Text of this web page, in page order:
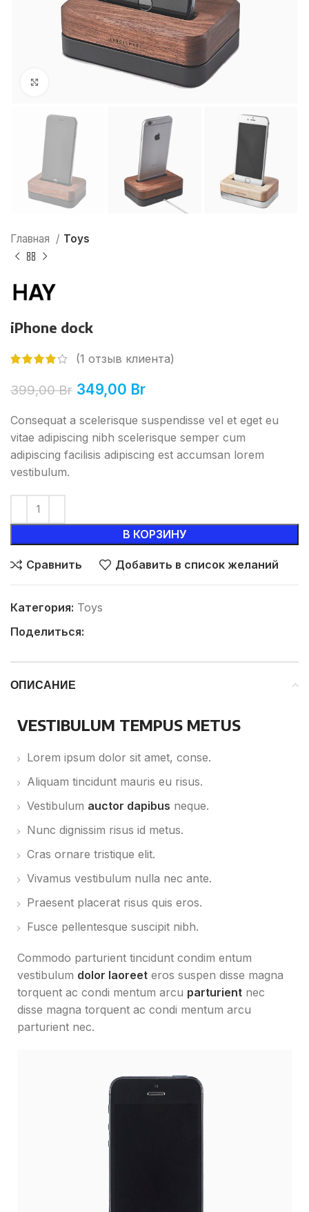
Нажмите, чтобы увеличить
Главная Toys
iPhone dock
(1 отзыв клиента)
399,00Br 349,00 Br
Consequat a scelerisque suspendisse vel et eget eu
vitae adipiscing nibh scelerisque semper cum
adipiscing facilisis adipiscing est accumsan lorem
vestibulum.
В КОРЗИНУ
Сравнить Добавить в список желаний
Категория: Toys
Поделиться:
ОПИСАНИЕ
VESTIBULUM TEMPUS METUS
Lorem ipsum dolor sit amet, conse.
Aliquam tincidunt mauris eu risus.
Vestibulum auctor dapibus neque.
Nunc dignissim risus id metus.
Cras ornare tristique elit.
Vivamus vestibulum nulla nec ante.
Praesent placerat risus quis eros.
Fusce pellentesque suscipit nibh.
Commodo parturient tincidunt condim entum
vestibulum dolor laoreet eros suspen disse magna
torquent ac condi mentum arcu parturient nec
disse magna torquent ac condi mentum arcu
parturient nec.